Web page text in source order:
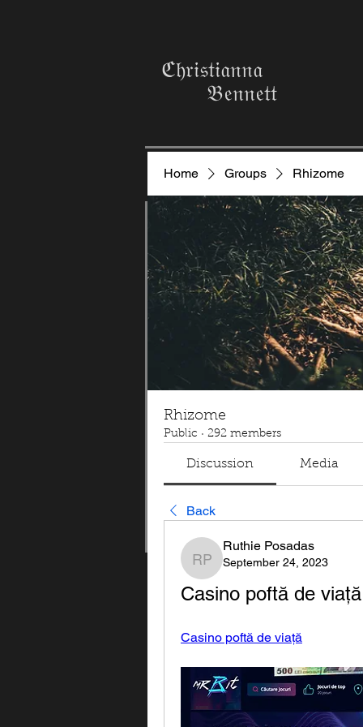
ℭ𝔥𝔯𝔦𝔰𝔱𝔦𝔞𝔫𝔫𝔞
𝔅𝔢𝔫𝔫𝔢𝔱𝔱
Home Groups Rhizome
Rhizome
Public · 292 members
Discussion Media
Back
Ruthie Posadas
Ruthie Posadas
September 24, 2023
Casino poftă de
Casino poftă de viață